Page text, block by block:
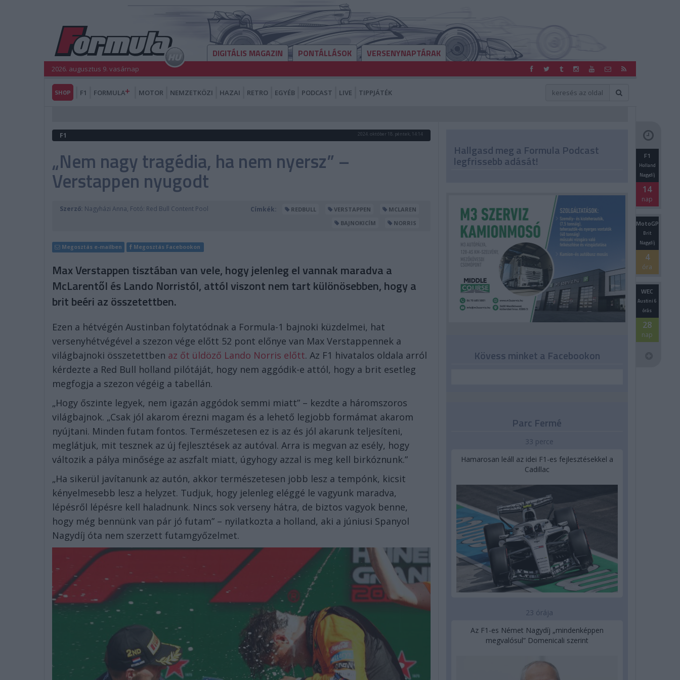
DIGITÁLIS MAGAZIN PONTÁLLÁSOK VERSENYNAPTÁRAK
2026. augusztus 9. vasárnap
SHOP F1 FORMULA MOTOR NEMZETKÖZI HAZAI RETRO EGYÉB PODCAST LIVE TIPPJÁTÉK
F1 2024. október 18. péntek, 14:14
„Nem nagy tragédia, ha nem nyersz” –
Verstappen nyugodt
Szerző: Nagyházi Anna, Fotó: Red Bull Content Pool Címkék: REDBULL VERSTAPPEN
MCLAREN
BAJNOKICÍM
NORRIS
Megosztás e-mailben Megosztás Facebookon
Max Verstappen tisztában van vele, hogy jelenleg el vannak maradva a
McLarentől és Lando Norristól, attól viszont nem tart különösebben, hogy a
brit beéri az összetettben.
Ezen a hétvégén Austinban folytatódnak a Formula-1 bajnoki küzdelmei, hat
versenyhétvégével a szezon vége előtt 52 pont előnye van Max Verstappennek a
világbajnoki összetettben az őt üldöző Lando Norris előtt. Az F1 hivatalos oldala arról
kérdezte a Red Bull holland pilótáját, hogy nem aggódik-e attól, hogy a brit esetleg
megfogja a szezon végéig a tabellán.
„Hogy őszinte legyek, nem igazán aggódok semmi miatt” – kezdte a háromszoros
világbajnok. „Csak jól akarom érezni magam és a lehető legjobb formámat akarom
nyújtani. Minden futam fontos. Természetesen ez is az és jól akarunk teljesíteni,
meglátjuk, mit tesznek az új fejlesztések az autóval. Arra is megvan az esély, hogy
változik a pálya minősége az aszfalt miatt, úgyhogy azzal is meg kell birkóznunk.”
„Ha sikerül javítanunk az autón, akkor természetesen jobb lesz a tempónk, kicsit
kényelmesebb lesz a helyzet. Tudjuk, hogy jelenleg eléggé le vagyunk maradva,
lépésről lépésre kell haladnunk. Nincs sok verseny hátra, de biztos vagyok benne,
hogy még bennünk van pár jó futam” – nyilatkozta a holland, aki a júniusi Spanyol
Nagydíj óta nem szerzett futamgyőzelmet.
Hallgasd meg a Formula Podcast
legfrissebb adását! F1
Holland
Nagydíj
14
nap
MotoGP
Brit
Nagydíj
4
óra
WEC
Austini 6
órás
28
nap
Kövess minket a Facebookon
Parc Fermé
33 perce
Hamarosan leáll az idei F1-es fejlesztésekkel a
Cadillac
23 órája
Az F1-es Német Nagydíj „mindenképpen
megvalósul” Domenicali szerint